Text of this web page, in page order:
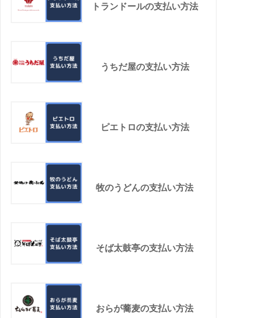
トランドールの支払い方法
うちだ屋の支払い方法
ピエトロの支払い方法
牧のうどんの支払い方法
そば太鼓亭の支払い方法
おらが蕎麦の支払い方法